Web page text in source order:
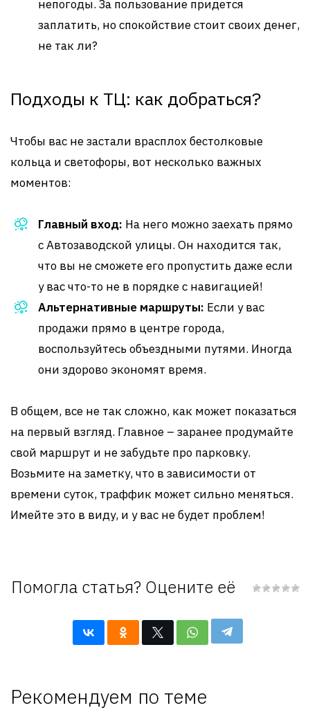
непогоды. За пользование придется
заплатить, но спокойствие стоит своих денег,
не так ли?
Подходы к ТЦ: как добраться?
Чтобы вас не застали врасплох бестолковые
кольца и светофоры, вот несколько важных
моментов:
Главный вход: На него можно заехать прямо
с Автозаводской улицы. Он находится так,
что вы не сможете его пропустить даже если
у вас что-то не в порядке с навигацией!
Альтернативные маршруты: Если у вас
продажи прямо в центре города,
воспользуйтесь объездными путями. Иногда
они здорово экономят время.
В общем, все не так сложно, как может показаться
на первый взгляд. Главное – заранее продумайте
свой маршрут и не забудьте про парковку.
Возьмите на заметку, что в зависимости от
времени суток, траффик может сильно меняться.
Имейте это в виду, и у вас не будет проблем!
Помогла статья? Оцените её
Рекомендуем по теме